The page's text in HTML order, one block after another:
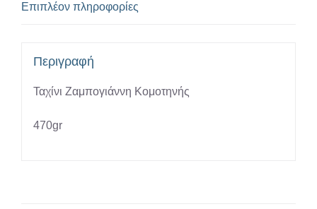
Επιπλέον πληροφορίες
Περιγραφή
Ταχίνι Ζαμπογιάννη Κομοτηνής
470gr